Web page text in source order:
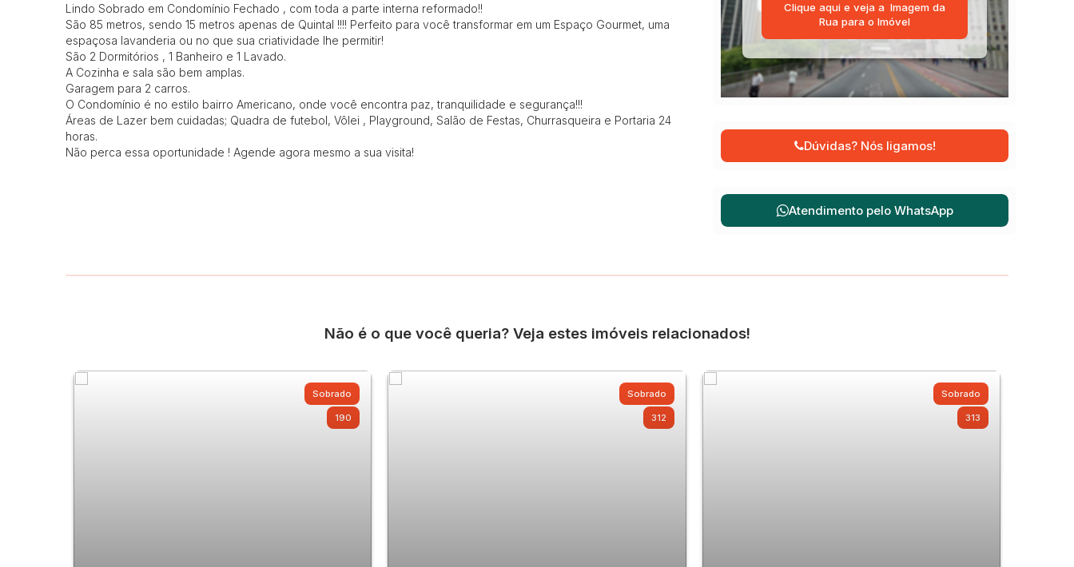
Lindo Sobrado em Condomínio Fechado , com toda a parte interna reformado!!
São 85 metros, sendo 15 metros apenas de Quintal !!!! Perfeito para você transformar em um Espaço Gourmet, uma
espaçosa lavanderia ou no que sua criatividade lhe permitir!
São 2 Dormitórios , 1 Banheiro e 1 Lavado.
A Cozinha e sala são bem amplas.
Garagem para 2 carros.
O Condomínio é no estilo bairro Americano, onde você encontra paz, tranquilidade e segurança!!!
Áreas de Lazer bem cuidadas; Quadra de futebol, Vôlei , Playground, Salão de Festas, Churrasqueira e Portaria 24
horas.
Não perca essa oportunidade ! Agende agora mesmo a sua visita!
Clique aqui e veja a Imagem da
Rua para o Imóvel
Dúvidas? Nós ligamos!
Atendimento pelo WhatsApp
Não é o que você queria? Veja estes imóveis relacionados!
Sobrado
190
Sobrado
312
Sobrado
313